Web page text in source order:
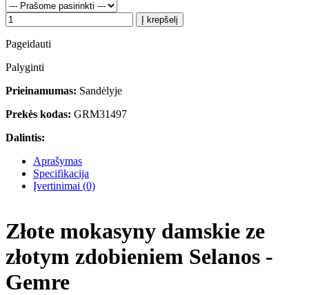
Į krepšelį
Pageidauti
Palyginti
Prieinamumas: Sandėlyje
Prekės kodas: GRM31497
Dalintis:
Aprašymas
Specifikacija
Įvertinimai (0)
Złote mokasyny damskie ze
złotym zdobieniem Selanos -
Gemre